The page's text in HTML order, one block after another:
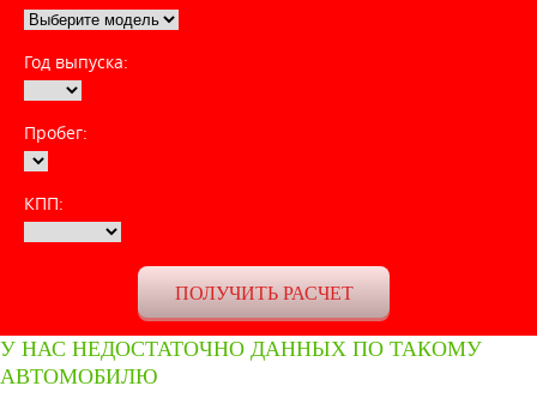
Год выпуска:
Пробег:
КПП:
У НАС НЕДОСТАТОЧНО ДАННЫХ ПО ТАКОМУ
АВТОМОБИЛЮ